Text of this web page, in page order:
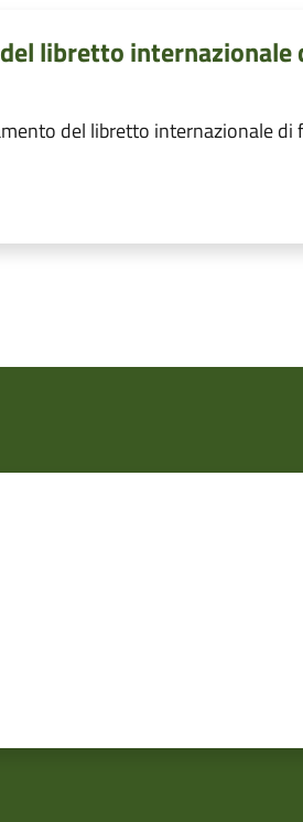
libretto internazionale
del libretto internazionale di